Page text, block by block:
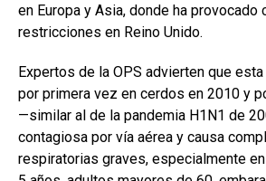
en Europa y Asia, donde ha
restricciones en Reino Unido.
Expertos de la OPS advierten que
por primera vez en cerdos en 2010 y
—similar al de la pandemia H1N1 de
contagiosa por vía aérea y causa
respiratorias graves, especialmente